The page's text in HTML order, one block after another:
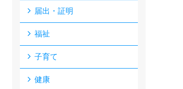
届出・証明
福祉
子育て
健康